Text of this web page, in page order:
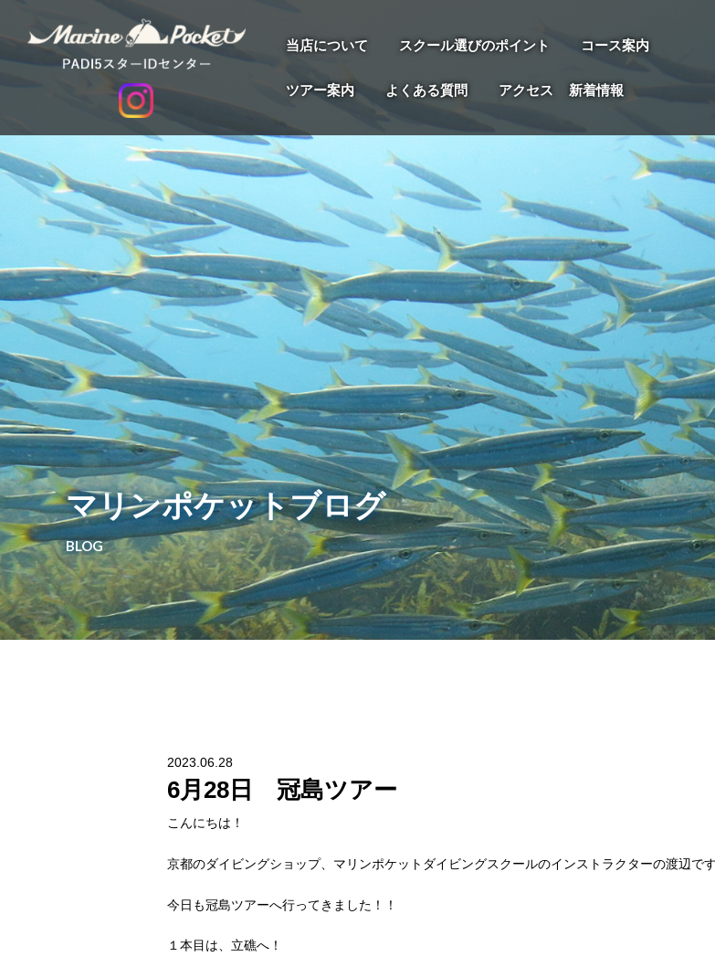
当店について スクール選びのポイント コース案内
ツアー案内 よくある質問 アクセス 新着情報
マリンポケットブログ
BLOG
2023.06.28
6月28日 冠島ツアー
こんにちは！
京都のダイビングショップ、マリンポケットダイビングスクールのインストラクターの渡辺で
今日も冠島ツアーへ行ってきました！！
１本目は、立礁へ！